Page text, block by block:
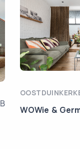
WOWie &